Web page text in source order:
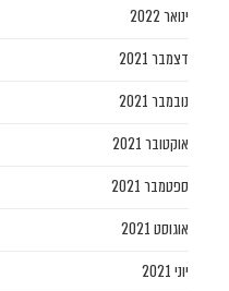
ינואר 2022
דצמבר 2021
נובמבר 2021
אוקטובר 2021
ספטמבר 2021
אוגוסט 2021
יוני 2021